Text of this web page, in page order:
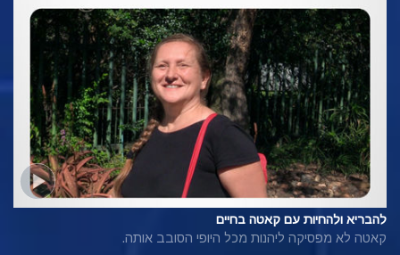
להבריא ולהחיות עם קאטה בחיים
קאטה לא מפסיקה ליהנות מכל היופי הסובב אותה.